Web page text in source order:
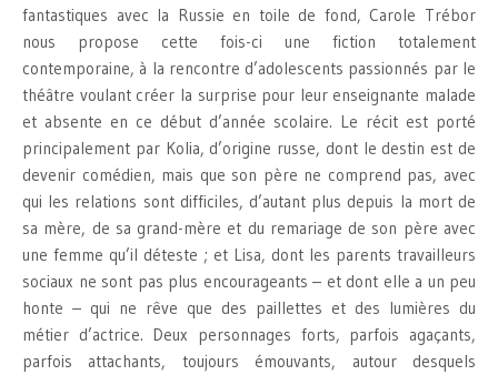
fantastiques avec la Russie en toile de fond, Carole Trébor
nous propose cette fois-ci une fiction totalement
contemporaine, à la rencontre d’adolescents passionnés par le
théâtre voulant créer la surprise pour leur enseignante malade
et absente en ce début d’année scolaire. Le récit est porté
principalement par Kolia, d’origine russe, dont le destin est de
devenir comédien, mais que son père ne comprend pas, avec
qui les relations sont difficiles, d’autant plus depuis la mort de
sa mère, de sa grand-mère et du remariage de son père avec
une femme qu’il déteste ; et Lisa, dont les parents travailleurs
sociaux ne sont pas plus encourageants – et dont elle a un peu
honte – qui ne rêve que des paillettes et des lumières du
métier d’actrice. Deux personnages forts, parfois agaçants,
parfois attachants, toujours émouvants, autour desquels